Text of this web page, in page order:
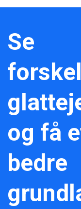
Se
og få
bedre